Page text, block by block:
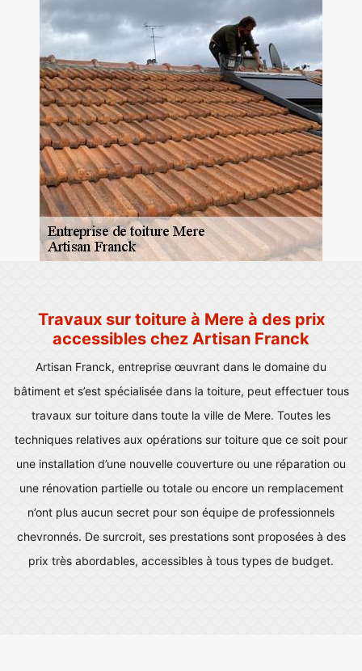
Travaux sur toiture à Mere à des prix
accessibles chez Artisan Franck
Artisan Franck, entreprise œuvrant dans le domaine du
bâtiment et s’est spécialisée dans la toiture, peut effectuer tous
travaux sur toiture dans toute la ville de Mere. Toutes les
techniques relatives aux opérations sur toiture que ce soit pour
une installation d’une nouvelle couverture ou une réparation ou
une rénovation partielle ou totale ou encore un remplacement
n’ont plus aucun secret pour son équipe de professionnels
chevronnés. De surcroit, ses prestations sont proposées à des
prix très abordables, accessibles à tous types de budget.